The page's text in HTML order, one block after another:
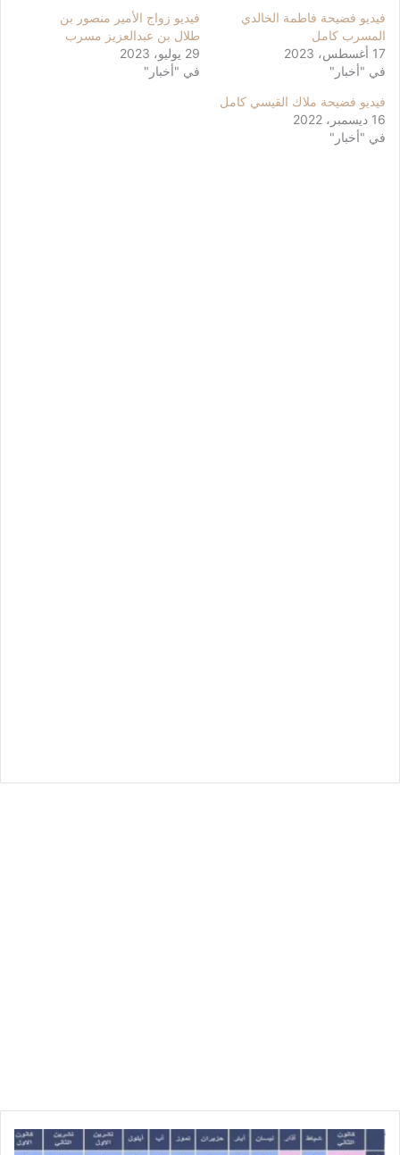
فيديو فضيحة فاطمة الخالدي
المسرب كامل
17 أغسطس، 2023
في "أخبار"
فيديو زواج الأمير منصور بن
طلال بن عبدالعزيز مسرب
29 يوليو، 2023
في "أخبار"
فيديو فضيحة ملاك القيسي كامل
16 ديسمبر، 2022
في "أخبار"